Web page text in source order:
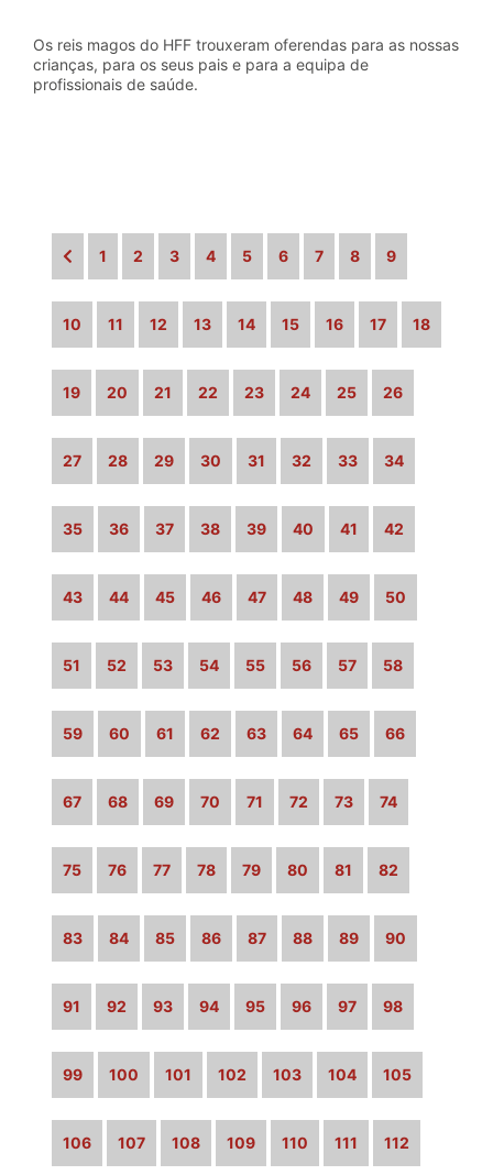
Os reis magos do HFF trouxeram oferendas para as nossas
crianças, para os seus pais e para a equipa de
profissionais de saúde.
1 2 3 4 5 6 7 8 9
10 11 12 13 14 15 16 17 18
19 20 21 22 23 24 25 26
27 28 29 30 31 32 33 34
35 36 37 38 39 40 41 42
43 44 45 46 47 48 49 50
51 52 53 54 55 56 57 58
59 60 61 62 63 64 65 66
67 68 69 70 71 72 73 74
75 76 77 78 79 80 81 82
83 84 85 86 87 88 89 90
91 92 93 94 95 96 97 98
99 100 101 102 103 104 105
106 107 108 109 110 111 112